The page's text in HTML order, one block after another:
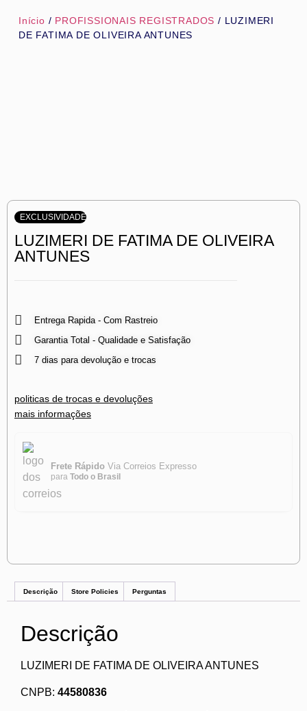
Início / PROFISSIONAIS REGISTRADOS / LUZIMERI
DE FATIMA DE OLIVEIRA ANTUNES
EXCLUSIVIDADE
LUZIMERI DE FATIMA DE OLIVEIRA
ANTUNES
Entrega Rapida - Com Rastreio
Garantia Total - Qualidade e Satisfação
7 dias para devolução e trocas
politicas de trocas e devoluções
mais informações
Frete Rápido Via Correios Expresso
para Todo o Brasil
Descrição Store Policies Perguntas
Descrição
LUZIMERI DE FATIMA DE OLIVEIRA ANTUNES
CNPB: 44580836